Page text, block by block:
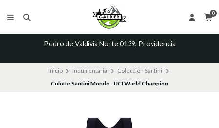
0
Pedro de Valdivia Norte 0139, Providencia
Inicio Indumentaria
Colección Santini
Culotte Santini Mondo - UCI World Champion